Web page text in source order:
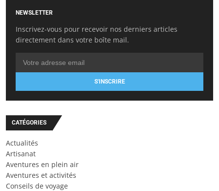
NEWSLETTER
Inscrivez-vous pour recevoir nos derniers articles
directement dans votre boîte mail.
S'INSCRIRE
CATÉGORIES
Actualités
Artisanat
Aventures en plein air
Aventures et activités
Conseils de voyage